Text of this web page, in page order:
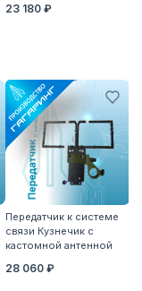
23 180 ₽
Передатчик к системе
связи Кузнечик с
кастомной антенной
28 060 ₽